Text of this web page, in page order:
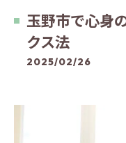
玉野市で心身
クス法
2025/02/26